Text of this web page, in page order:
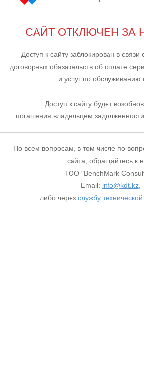
САЙТ ОТКЛЮЧЕН ЗА
Доступ к сайту заблокирован в
договорных обязательств об оплате
и услуг по обслуживанию
Доступ к сайту будет
погашения владельцем
По всем вопросам, в том числе по
сайта, обращайтесь к
ТОО "BenchMark
Email: info@kdt.kz,
либо через службу